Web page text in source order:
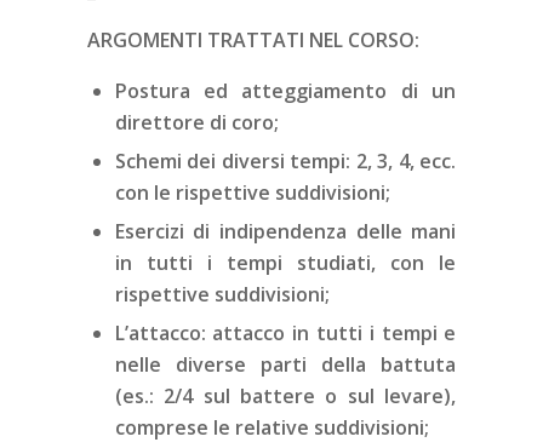
ARGOMENTI TRATTATI NEL CORSO:
Postura ed atteggiamento di un
direttore di coro;
Schemi dei diversi tempi: 2, 3, 4, ecc.
con le rispettive suddivisioni;
Esercizi di indipendenza delle mani
in tutti i tempi studiati, con le
rispettive suddivisioni;
L’attacco: attacco in tutti i tempi e
nelle diverse parti della battuta
(es.: 2/4 sul battere o sul levare),
comprese le relative suddivisioni;